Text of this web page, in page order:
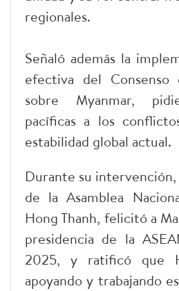
regionales.
Señaló además la
efectiva del
sobre Myanmar,
pacíficas a los
estabilidad global actual.
Durante su
de la Asamblea
Hong Thanh, felicitó a
presidencia de la
2025, y ratificó que
apoyando y trabajando